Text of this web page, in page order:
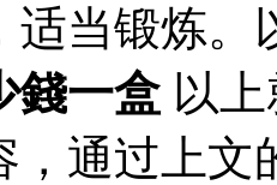
适当锻炼
錢一盒 以
，通过上文